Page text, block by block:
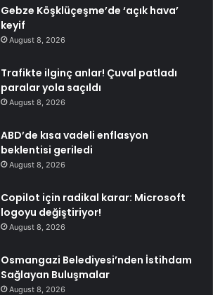
Gebze Köşklüçeşme’de ‘açık hava’
keyif
August 8, 2026
Trafikte ilginç anlar! Çuval patladı
paralar yola saçıldı
August 8, 2026
ABD’de kısa vadeli enflasyon
beklentisi geriledi
August 8, 2026
Copilot için radikal karar: Microsoft
logoyu değiştiriyor!
August 8, 2026
Osmangazi Belediyesi’nden İstihdam
Sağlayan Buluşmalar
August 8, 2026